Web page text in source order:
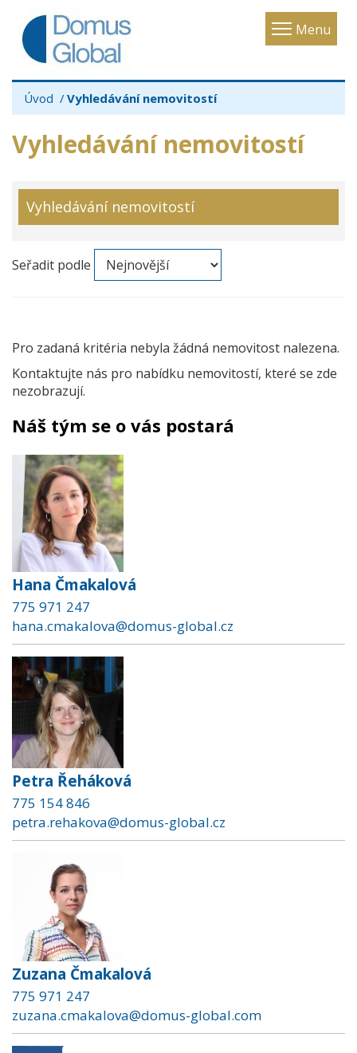
Menu
Toggle
Úvod Vyhledávání nemovitostí
Vyhledávání nemovitostí
Vyhledávání nemovitostí
Seřadit podle
Pro zadaná kritéria nebyla žádná nemovitost nalezena.
Kontaktujte nás pro nabídku nemovitostí, které se zde
nezobrazují.
Náš tým se o vás postará
Hana Čmakalová
775 971 247
hana.cmakalova@domus-global.cz
Petra Řeháková
775 154 846
petra.rehakova@domus-global.cz
Zuzana Čmakalová
775 971 247
zuzana.cmakalova@domus-global.com